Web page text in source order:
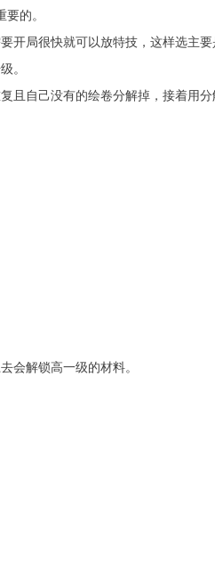
的。
开局很快就可以放特技，这样选主要
。
自己没有的绘卷分解掉，接着用
会解锁高一级的材料。